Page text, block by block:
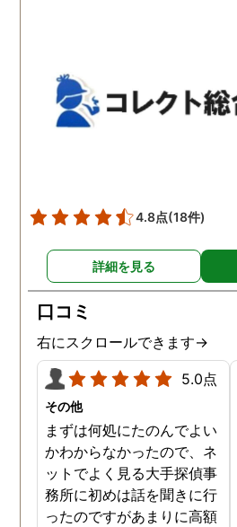
た私のケアをしっかりして
くださったおかげで、今は
元気に過ごせています。
4.8点(18件)
詳細を見る
口コミ
右にスクロールできます→
5.0点
その他
まずは何処にたのんでよい
かわからなかったので、ネ
ットでよく見る大手探偵事
務所に初めは話を聞きに行
ったのですがあまりに高額